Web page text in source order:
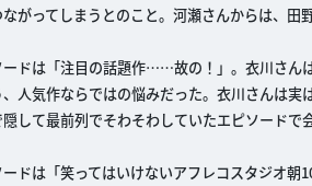
がってしまうとのこと。河瀬さんからは、田
ドは「注目の話題作……故の！」。衣川さん
人気作ならではの悩みだった。衣川さんは
して最前列でそわそわしていたエピソードで
ドは「笑ってはいけないアフレコスタジオ